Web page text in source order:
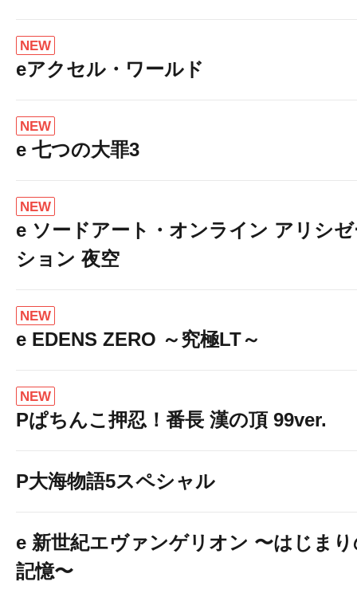
NEW
eアクセル・ワールド
NEW
e 七つの大罪3
NEW
e ソードアート・オンライン アリシ
ション 夜空
NEW
e EDENS ZERO ～究極LT～
NEW
Pぱちんこ押忍！番長 漢の頂 99ver.
P大海物語5スペシャル
e 新世紀エヴァンゲリオン 〜はじま
記憶〜